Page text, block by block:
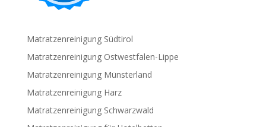
Matratzenreinigung Südtirol
Matratzenreinigung Ostwestfalen-Lippe
Matratzenreinigung Münsterland
Matratzenreinigung Harz
Matratzenreinigung Schwarzwald